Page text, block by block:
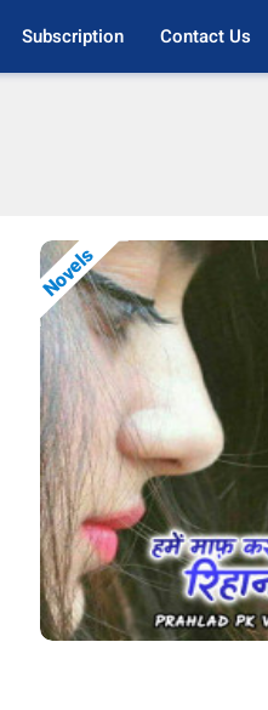
Subscription Contact Us
Novels